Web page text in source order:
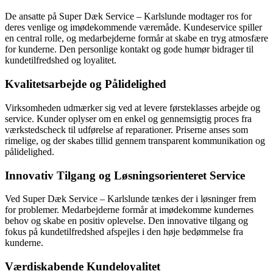
De ansatte på Super Dæk Service – Karlslunde modtager ros for
deres venlige og imødekommende væremåde. Kundeservice spiller
en central rolle, og medarbejderne formår at skabe en tryg atmosfære
for kunderne. Den personlige kontakt og gode humør bidrager til
kundetilfredshed og loyalitet.
Kvalitetsarbejde og Pålidelighed
Virksomheden udmærker sig ved at levere førsteklasses arbejde og
service. Kunder oplyser om en enkel og gennemsigtig proces fra
værkstedscheck til udførelse af reparationer. Priserne anses som
rimelige, og der skabes tillid gennem transparent kommunikation og
pålidelighed.
Innovativ Tilgang og Løsningsorienteret Service
Ved Super Dæk Service – Karlslunde tænkes der i løsninger frem
for problemer. Medarbejderne formår at imødekomme kundernes
behov og skabe en positiv oplevelse. Den innovative tilgang og
fokus på kundetilfredshed afspejles i den høje bedømmelse fra
kunderne.
Værdiskabende Kundeloyalitet